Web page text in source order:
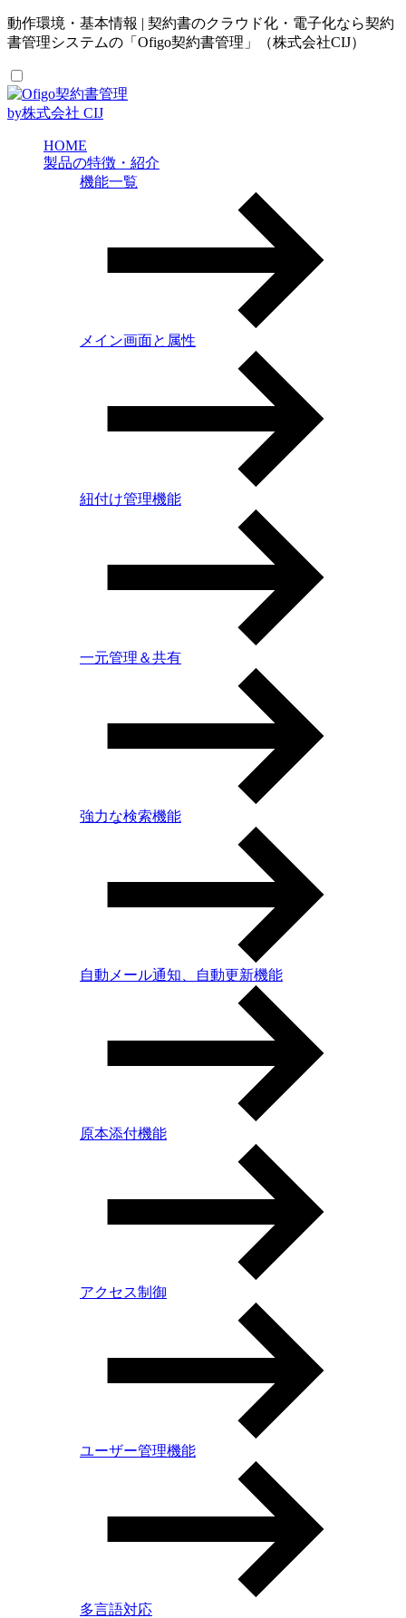
動作環境・基本情報 | 契約書のクラウド化・電子化なら契約
書管理システムの「Ofigo契約書管理」（株式会社CIJ）
by株式会社 CIJ
HOME
製品の特徴・紹介
機能一覧
メイン画面と属性
紐付け管理機能
一元管理＆共有
強力な検索機能
自動メール通知、自動更新機能
原本添付機能
アクセス制御
ユーザー管理機能
多言語対応